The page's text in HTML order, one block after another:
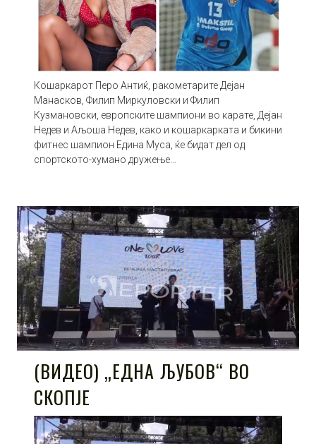
Кошаркарот Перо Антиќ, ракометарите Дејан
Манасков, Филип Миркуловски и Филип
Кузмановски, европските шампиони во карате, Дејан
Недев и Аљоша Недев, како и кошаркарката и бикини
фитнес шампион Едина Муса, ќе бидат дел од
спортското-хумано дружење…
(ВИДЕО) „ЕДНА ЉУБОВ“ ВО
СКОПЈЕ